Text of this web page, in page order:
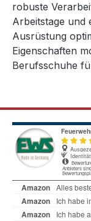
robuste
Arbeitstage und
Ausrüstung
Eigenschaften
Berufsschuhe